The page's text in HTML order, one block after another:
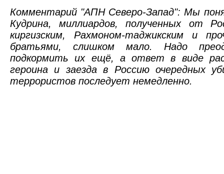
Комментарий "АПН Северо-Запад": Мы
Кудрина, миллиардов, полученных от
киргизским, Рахмоном-таджикским и
братьями, слишком мало. Надо
подкормить их ещё, а ответ в виде
героина и заезда в Россию очередных
террористов последует немедленно.